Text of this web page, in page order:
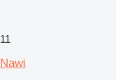
11
Nawi